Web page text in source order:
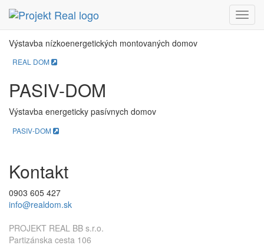
Menu
REAL DOM
Výstavba nízkoenergetických montovaných domov
REAL DOM
PASIV-DOM
Výstavba energeticky pasívnych domov
PASIV-DOM
Kontakt
0903 605 427
info@realdom.sk
PROJEKT REAL BB s.r.o.
Partizánska cesta 106